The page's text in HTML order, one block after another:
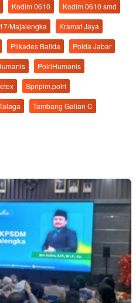
Kodim 0610
Kodim 0610 smd
Majalengka
Kramat Jaya
Pilkades Balida
Polda Jabar
PolriHumanis
Spripim.polri
Tambang Galian C